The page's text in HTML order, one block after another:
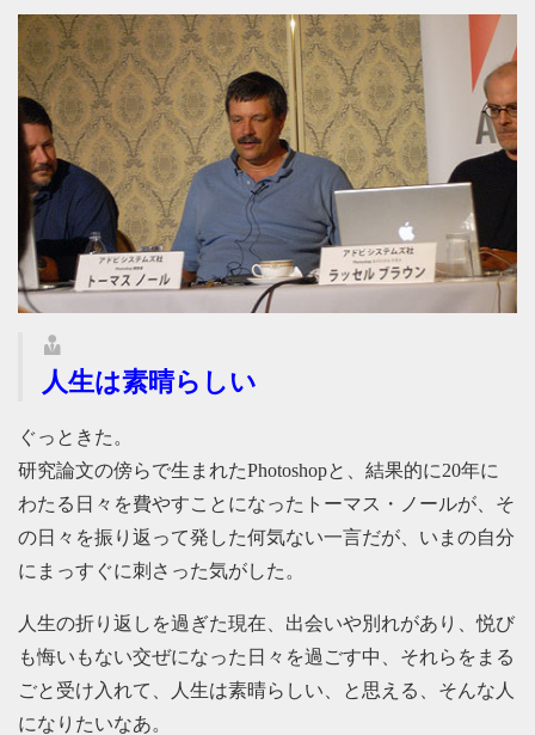
人生は素晴らしい
ぐっときた。
研究論文の傍らで生まれたPhotoshopと、結果的に20年に
わたる日々を費やすことになったトーマス・ノールが、そ
の日々を振り返って発した何気ない一言だが、いまの自分
にまっすぐに刺さった気がした。
人生の折り返しを過ぎた現在、出会いや別れがあり、悦び
も悔いもない交ぜになった日々を過ごす中、それらをまる
ごと受け入れて、人生は素晴らしい、と思える、そんな人
になりたいなあ。